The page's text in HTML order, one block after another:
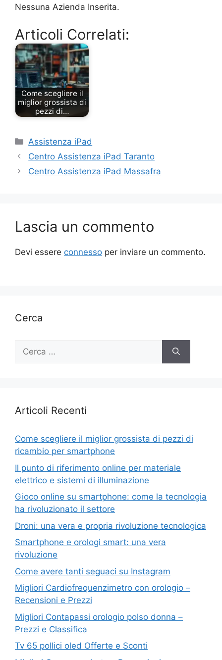
Nessuna Azienda Inserita.
Articoli Correlati:
Come scegliere il
miglior grossista di
pezzi di…
Categorie
Assistenza iPad
Centro Assistenza iPad Taranto
Centro Assistenza iPad Massafra
Lascia un commento
Devi essere connesso per inviare un commento.
Cerca
Ricerca
Articoli Recenti
Come scegliere il miglior grossista di pezzi di
ricambio per smartphone
Il punto di riferimento online per materiale
elettrico e sistemi di illuminazione
Gioco online su smartphone: come la tecnologia
ha rivoluzionato il settore
Droni: una vera e propria rivoluzione tecnologica
Smartphone e orologi smart: una vera
rivoluzione
Come avere tanti seguaci su Instagram
Migliori Cardiofrequenzimetro con orologio –
Recensioni e Prezzi
Migliori Contapassi orologio polso donna –
Prezzi e Classifica
Tv 65 pollici oled Offerte e Sconti